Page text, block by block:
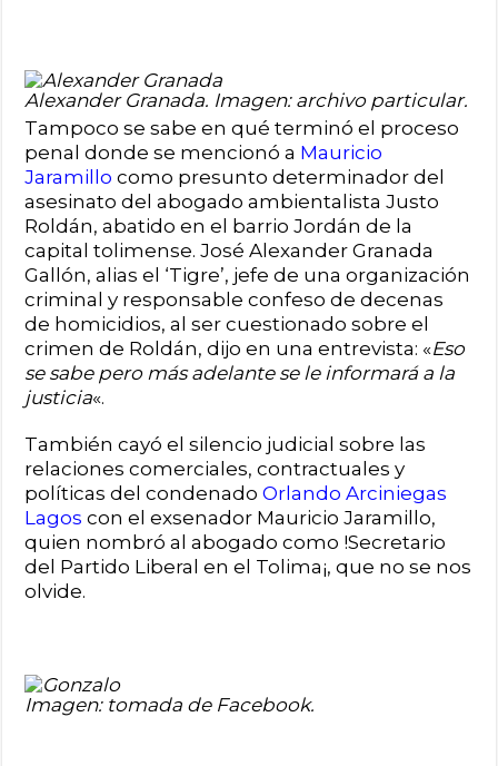
Alexander Granada. Imagen: archivo particular.
Tampoco se sabe en qué terminó el proceso
penal donde se mencionó a Mauricio
Jaramillo como presunto determinador del
asesinato del abogado ambientalista Justo
Roldán, abatido en el barrio Jordán de la
capital tolimense. José Alexander Granada
Gallón, alias el ‘Tigre’, jefe de una organización
criminal y responsable confeso de decenas
de homicidios, al ser cuestionado sobre el
crimen de Roldán, dijo en una entrevista: «Eso
se sabe pero más adelante se le informará a la
justicia«.
También cayó el silencio judicial sobre las
relaciones comerciales, contractuales y
políticas del condenadoOrlando Arciniegas
Lagos con el exsenador Mauricio Jaramillo,
quien nombró al abogado como !Secretario
del Partido Liberal en el Tolima¡, que no se nos
olvide.
Imagen: tomada de Facebook.